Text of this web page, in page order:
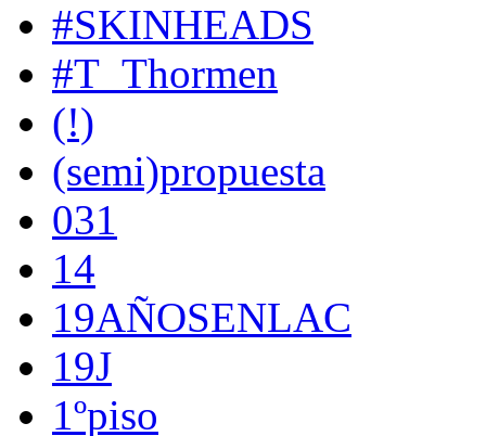
#SKINHEADS
#T_Thormen
(!)
(semi)propuesta
031
14
19AÑOSENLAC
19J
1ºpiso